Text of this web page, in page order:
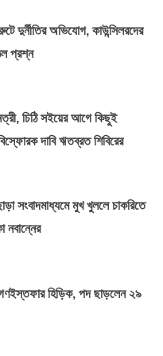
দুর্নীতির অভিযোগ, কাউন্সিলরদের
প্রশ্ন
চিঠি সইয়ের আগে কিছুই
দাবি ঋতব্রত শিবিরের
সংবাদমাধ্যমে মুখ খুললে চাকরিতে
নবান্নের
হিড়িক, পদ ছাড়লেন ২৯